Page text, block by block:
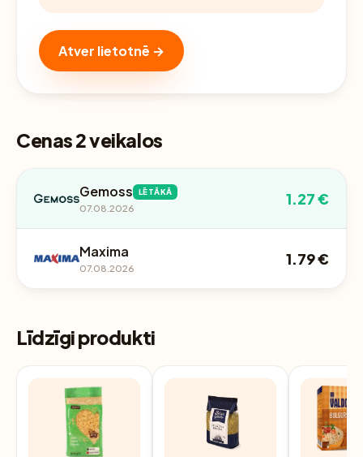
Atver lietotnē →
Cenas 2 veikalos
Gemoss LĒTĀKĀ
07.08.2026
1.27 €
Maxima
07.08.2026
1.79 €
Līdzīgi produkti